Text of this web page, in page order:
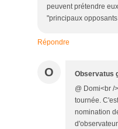
peuvent prétendre
"principaux
Répondre
O Observatus
@ Domi<br /
tournée.
nomination